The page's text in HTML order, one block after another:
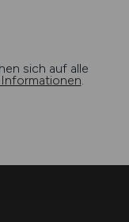
sich auf alle
.